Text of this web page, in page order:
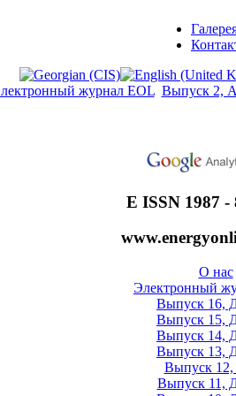
журнал EOL Выпуск 2,
E ISSN 1987 -
О нас
Электронный
Выпуск 16,
Выпуск 15,
Выпуск 14,
Выпуск 13,
Выпуск
Выпуск 11,